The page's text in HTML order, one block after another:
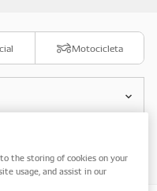
Motocicleta
the storing of cookies on your
usage, and assist in our